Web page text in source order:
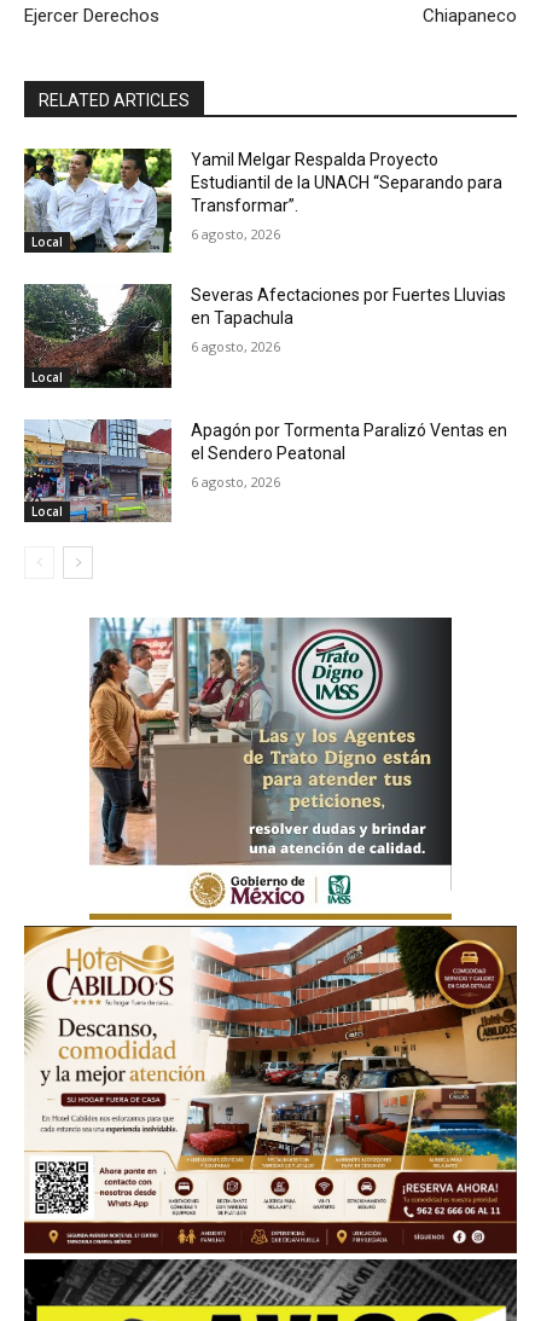
Ejercer Derechos
Chiapaneco
RELATED ARTICLES
Local
Yamil Melgar Respalda Proyecto
Estudiantil de la UNACH “Separando para
Transformar”.
6 agosto, 2026
Local
Severas Afectaciones por Fuertes Lluvias
en Tapachula
6 agosto, 2026
Local
Apagón por Tormenta Paralizó Ventas en
el Sendero Peatonal
6 agosto, 2026